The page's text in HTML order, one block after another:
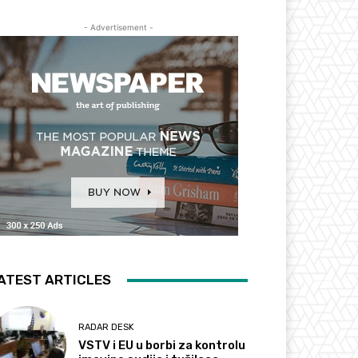
- Advertisement -
ARTICLES
RADAR DESK
VSTV i EU u borbi za kontrolu